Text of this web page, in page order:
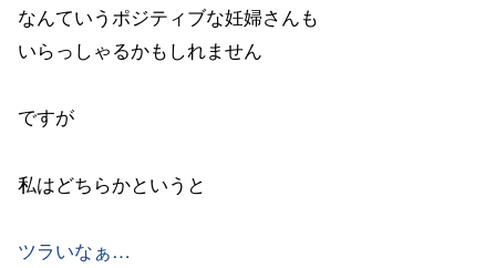
なんていうポジティブな妊婦さんも
いらっしゃるかもしれません
ですが
私はどちらかというと
ツラいなぁ…